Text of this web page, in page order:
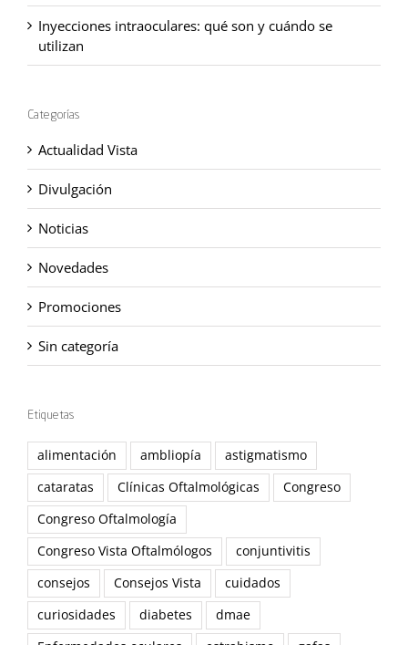
Inyecciones intraoculares: qué son y cuándo se
utilizan
Categorías
Actualidad Vista
Divulgación
Noticias
Novedades
Promociones
Sin categoría
Etiquetas
alimentación ambliopía
astigmatismo
cataratas
Clínicas Oftalmológicas
Congreso
Congreso Oftalmología
Congreso Vista Oftalmólogos
conjuntivitis
consejos
Consejos Vista
cuidados
curiosidades
diabetes
dmae